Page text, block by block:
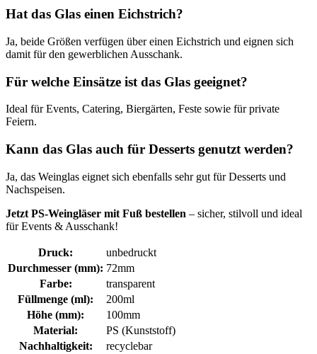
Hat das Glas einen Eichstrich?
Ja, beide Größen verfügen über einen Eichstrich und eignen sich
damit für den gewerblichen Ausschank.
Für welche Einsätze ist das Glas geeignet?
Ideal für Events, Catering, Biergärten, Feste sowie für private
Feiern.
Kann das Glas auch für Desserts genutzt werden?
Ja, das Weinglas eignet sich ebenfalls sehr gut für Desserts und
Nachspeisen.
Jetzt PS-Weingläser mit Fuß bestellen – sicher, stilvoll und ideal
für Events & Ausschank!
Druck:
unbedruckt
Durchmesser (mm): 72mm
Farbe:
transparent
Füllmenge (ml):
200ml
Höhe (mm):
100mm
Material:
PS (Kunststoff)
Nachhaltigkeit:
recyclebar